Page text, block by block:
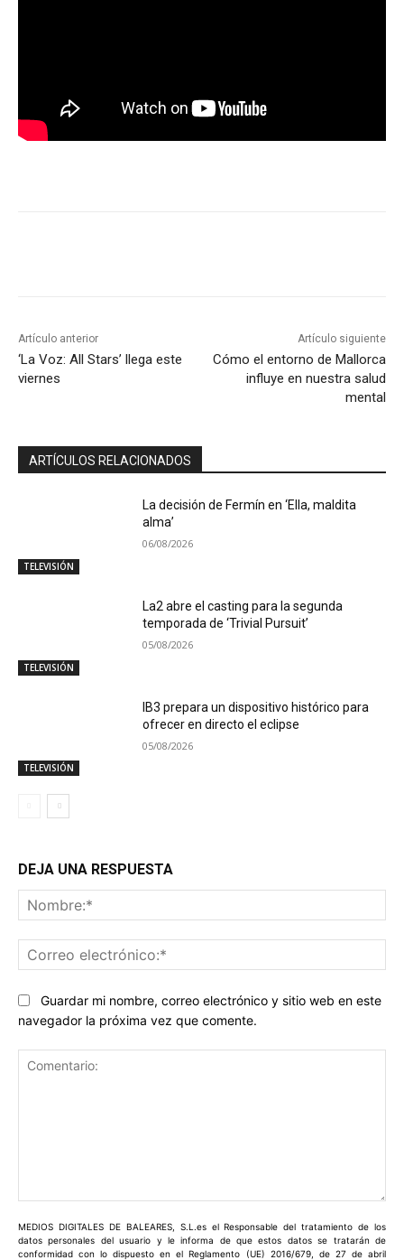
Artículo anterior
‘La Voz: All Stars’ llega este
viernes
Artículo siguiente
Cómo el entorno de Mallorca
influye en nuestra salud
mental
ARTÍCULOS RELACIONADOS
TELEVISIÓN
La decisión de Fermín en ‘Ella, maldita
alma’
06/08/2026
TELEVISIÓN
La2 abre el casting para la segunda
temporada de ‘Trivial Pursuit’
05/08/2026
TELEVISIÓN
IB3 prepara un dispositivo histórico para
ofrecer en directo el eclipse
05/08/2026
DEJA UNA RESPUESTA
Guardar mi nombre, correo electrónico y sitio web en este
navegador la próxima vez que comente.
MEDIOS DIGITALES DE BALEARES, S.L.es el Responsable del tratamiento de los
datos personales del usuario y le informa de que estos datos se tratarán de
conformidad con lo dispuesto en el Reglamento (UE) 2016/679, de 27 de abril